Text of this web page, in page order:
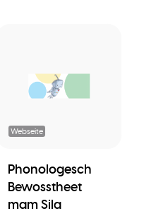
Webseite
Phonologesch
Bewosstheet
mam Sila